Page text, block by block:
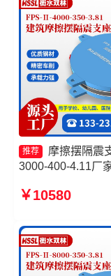
推荐
摩擦摆隔震
3000-400-4.11厂
座FPSII-5000-
(FPS)生产厂家
￥10580